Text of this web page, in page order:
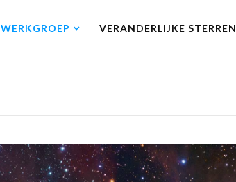
WERKGROEP VERANDERLIJKE STERREN